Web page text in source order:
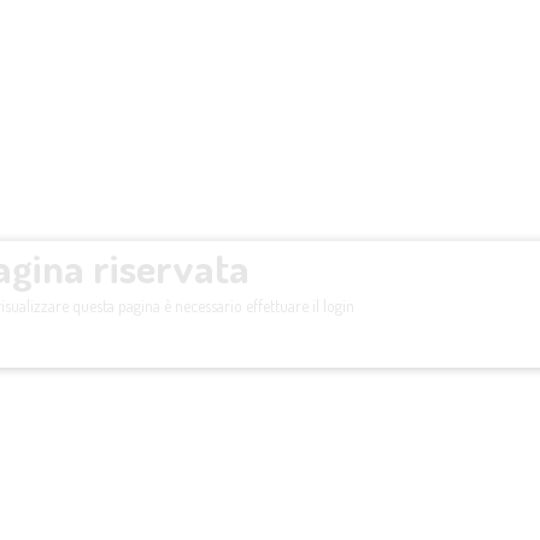
riservata
questa pagina è necessario effettuare il login